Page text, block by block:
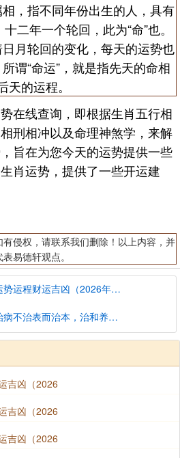
指不同年份出生的人，具有
二年一个轮回，此为“命”也。
月轮回的变化，每天的运势也
谓“命运”，就是指先天的命相
天的运程。
线查询，即根据生肖五行相
刑相冲以及命理神煞学，来解
旨在为您今天的运势提供一些
肖运势，提供了一些开运建
侵权，请联系我们删除！以上内容，并
易德轩观点。
生肖属猪人今日运势运程财运吉凶（2026年8月7日）详解查询
中医养生学强调治病不治表而治本，治和养兼顾是有必要的
吉凶（2026
吉凶（2026
吉凶（2026